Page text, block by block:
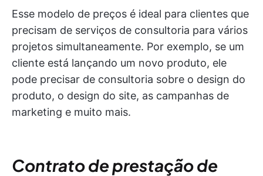
Esse modelo de preços é ideal para clientes que
precisam de serviços de consultoria para vários
projetos simultaneamente. Por exemplo, se um
cliente está lançando um novo produto, ele
pode precisar de consultoria sobre o design do
produto, o design do site, as campanhas de
marketing e muito mais.
Contrato de prestação de